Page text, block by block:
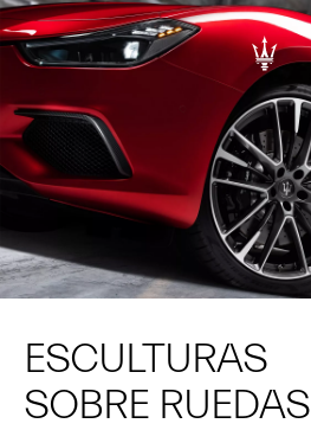
ESCULTURAS
SOBRE RUEDAS